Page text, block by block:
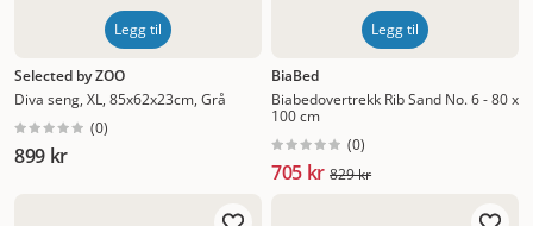
Legg til
Selected by ZOO
Diva seng, XL, 85x62x23cm, Grå
(0)
899 kr
Legg til
BiaBed
Biabedovertrekk Rib Sand No. 6 - 80 x
100 cm
(0)
705 kr 829 kr